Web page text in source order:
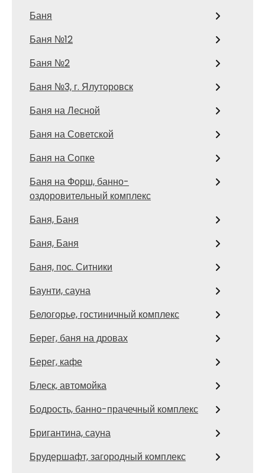
Баня
Баня №12
Баня №2
Баня №3, г. Ялуторовск
Баня на Лесной
Баня на Советской
Баня на Сопке
Баня на Форш, банно-
оздоровительный комплекс
Баня, Баня
Баня, Баня
Баня, пос. Ситники
Баунти, сауна
Белогорье, гостиничный комплекс
Берег, баня на дровах
Берег, кафе
Блеск, автомойка
Бодрость, банно-прачечный комплекс
Бригантина, сауна
Брудершафт, загородный комплекс